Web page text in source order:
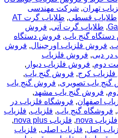
تهران, شرکت مهندسی
طلایاب قسطی,
طلایاب گرت AT
, طلایاب گرت آتی, فروش
گنج یاب, فروش دستگاه
, فروش فلزیاب اورجینال, فروش
در دبی, فروش فلزیاب
دوم, فروش فلزیاب دیوار ,
کرج, فروش گنج یاب,
گنج یاب تصویری, فروش گنج یاب
, فروش گنج یاب مشهد,
اصفهان, فروشگاه فلزیاب در
, فروشگاه گنج یاب, فلزیاب, فلزیاب
فلزیاب nova , فلزیاب nova plus
,
اصل, فلزیاب اصلی, فلزیاب